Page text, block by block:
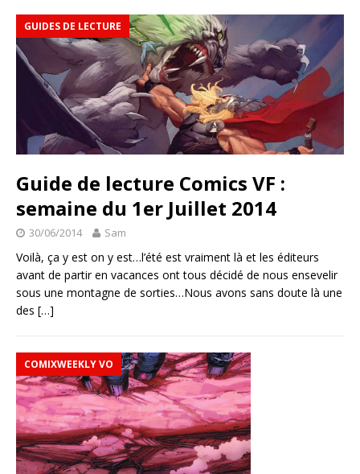
GUIDES DE LECTURE
Guide de lecture Comics VF :
semaine du 1er Juillet 2014
30/06/2014 Sam
Voilà, ça y est on y est…l’été est vraiment là et les éditeurs
avant de partir en vacances ont tous décidé de nous ensevelir
sous une montagne de sorties…Nous avons sans doute là une
des […]
COMIXWEEKLY VO